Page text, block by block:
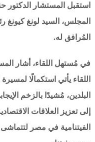
استقبل المستشار الدكتور
المجلس، السيد لونغ كيونغ
المُرافق له.
في مُستهل اللقاء، أشار
اللقاء يأتي استكمالًا
البلدين، مُشيدًا بالزخم
إلى تعزيز العلاقات
الفيتنامية في مصر